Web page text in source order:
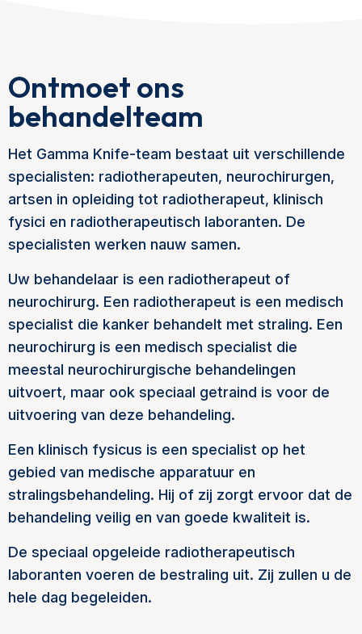
Ontmoet ons
behandelteam
Het Gamma Knife-team bestaat uit verschillende
specialisten: radiotherapeuten, neurochirurgen,
artsen in opleiding tot radiotherapeut, klinisch
fysici en radiotherapeutisch laboranten. De
specialisten werken nauw samen.
Uw behandelaar is een radiotherapeut of
neurochirurg. Een radiotherapeut is een medisch
specialist die kanker behandelt met straling. Een
neurochirurg is een medisch specialist die
meestal neurochirurgische behandelingen
uitvoert, maar ook speciaal getraind is voor de
uitvoering van deze behandeling.
Een klinisch fysicus is een specialist op het
gebied van medische apparatuur en
stralingsbehandeling. Hij of zij zorgt ervoor dat de
behandeling veilig en van goede kwaliteit is.
De speciaal opgeleide radiotherapeutisch
laboranten voeren de bestraling uit. Zij zullen u de
hele dag begeleiden.